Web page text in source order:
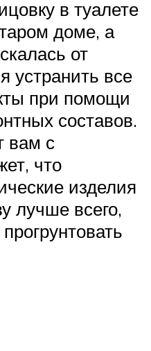
в туалете
доме, а
от
устранить все
при помощи
составов.
вам с
что
изделия
лучше всего,